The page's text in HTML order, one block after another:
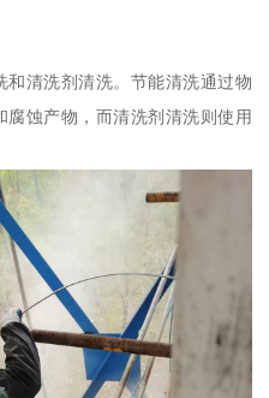
清洗剂清洗。节能清洗通过物
蚀产物，而清洗剂清洗则使用